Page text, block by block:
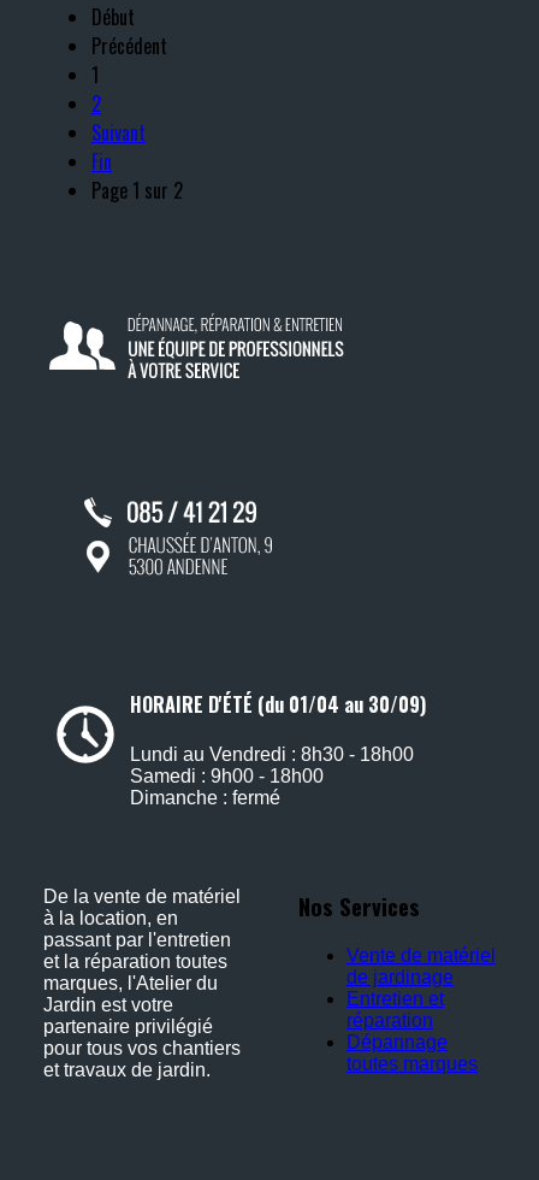
Début
Précédent
1
2
Suivant
Fin
Page 1 sur 2
HORAIRE D'ÉTÉ (du 01/04 au 30/09)
Lundi au Vendredi : 8h30 - 18h00
Samedi : 9h00 - 18h00
Dimanche : fermé
De la vente de matériel
à la location, en
passant par l'entretien
et la réparation toutes
marques, l'Atelier du
Jardin est votre
partenaire privilégié
pour tous vos chantiers
et travaux de jardin.
Nos Services
Vente de matériel
de jardinage
Entretien et
réparation
Dépannage
toutes marques